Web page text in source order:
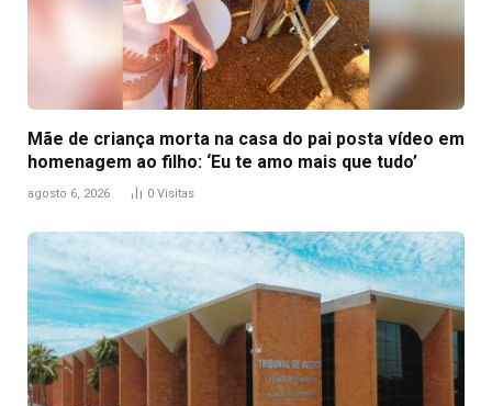
Mãe de criança morta na casa do pai posta vídeo em
homenagem ao filho: ‘Eu te amo mais que tudo’
agosto 6, 2026 0 Visitas